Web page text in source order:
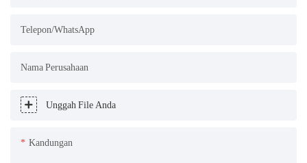
Telepon/WhatsApp
Nama Perusahaan
Unggah File Anda
Kandungan